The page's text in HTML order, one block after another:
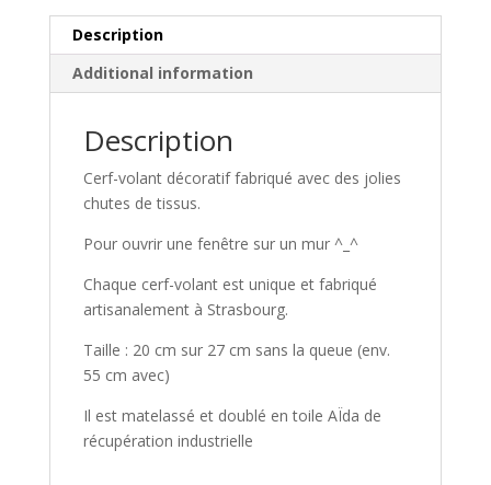
Description
Additional information
Description
Cerf-volant décoratif fabriqué avec des jolies
chutes de tissus.
Pour ouvrir une fenêtre sur un mur ^_^
Chaque cerf-volant est unique et fabriqué
artisanalement à Strasbourg.
Taille : 20 cm sur 27 cm sans la queue (env.
55 cm avec)
Il est matelassé et doublé en toile AÏda de
récupération industrielle